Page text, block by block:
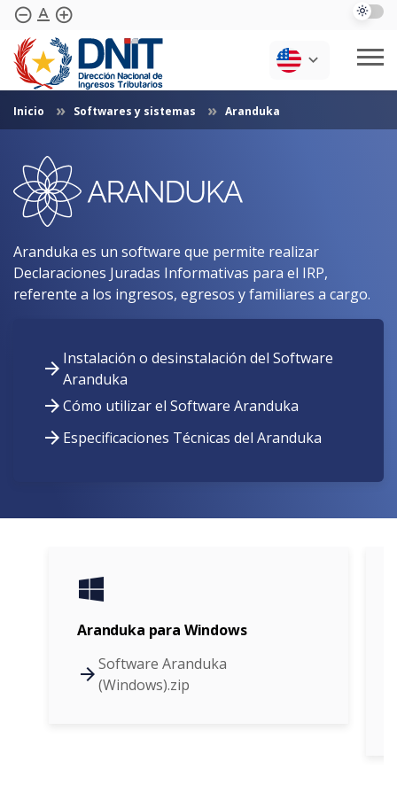
Skip to Main Content
remove_circle_outline text_format add_circle_outline
Normativas
Biblioteca
Preguntas Frecuentes
Contáctenos
Periodic Reports
Expiration Dates
Softwares And Systems
Inicio Softwares y sistemas Aranduka
Aranduka es un software que permite realizar
Declaraciones Juradas Informativas para el IRP,
referente a los ingresos, egresos y familiares a cargo.
Instalación o desinstalación del Software
Aranduka
Cómo utilizar el Software Aranduka
Especificaciones Técnicas del Aranduka
Aranduka para Windows
Software Aranduka
(Windows).zip